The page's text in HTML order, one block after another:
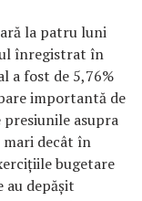
la patru luni
înregistrat în
a fost de 5,76%
importantă de
asupra
decât în
bugetare
au depășit